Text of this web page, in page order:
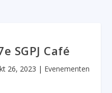
SGPJ Café
26, 2023 | Evenementen